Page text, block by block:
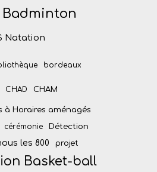
Badminton
Natation
bordeaux
CHAD CHAM
à Horaires aménagés
cérémonie Détection
les 800 projet
Basket-ball